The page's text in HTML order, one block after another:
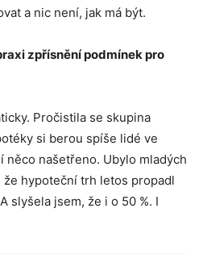
a nic není, jak má být.
zpřísnění podmínek pro
Pročistila se skupina
si berou spíše lidé ve
něco našetřeno. Ubylo mladých
že hypoteční trh letos propadl
slyšela jsem, že i o 50 %. I